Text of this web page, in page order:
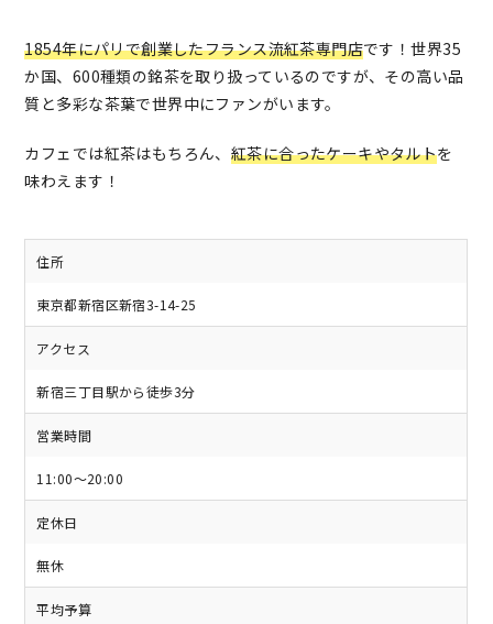
1854年にパリで創業したフランス流紅茶専門店です！世界35
か国、600種類の銘茶を取り扱っているのですが、その高い品
質と多彩な茶葉で世界中にファンがいます。
カフェでは紅茶はもちろん、 紅茶に合ったケーキやタルトを
味わえます！
住所
東京都新宿区新宿3-14-25
アクセス
新宿三丁目駅から徒歩3分
営業時間
11:00～20:00
定休日
無休
平均予算